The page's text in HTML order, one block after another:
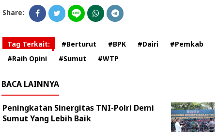
Share:
Tag Terkait: #Berturut #BPK #Dairi
#Pemkab
#Raih Opini
#Sumut #WTP
BACA LAINNYA
Peningkatan Sinergitas TNI-Polri Demi
Sumut Yang Lebih Baik